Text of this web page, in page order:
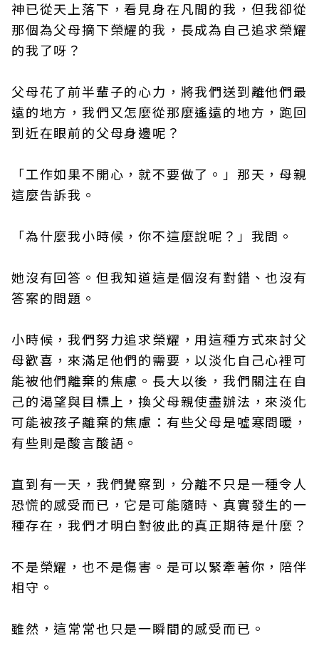
神已從天上落下，看見身在凡間的我，但我卻從
那個為父母摘下榮耀的我，長成為自己追求榮耀
的我了呀？
父母花了前半輩子的心力，將我們送到離他們最
遠的地方，我們又怎麼從那麼遙遠的地方，跑回
到近在眼前的父母身邊呢？
「工作如果不開心，就不要做了。」那天，母親
這麼告訴我。
「為什麼我小時候，你不這麼說呢？」我問。
她沒有回答。但我知道這是個沒有對錯、也沒有
答案的問題。
小時候，我們努力追求榮耀，用這種方式來討父
母歡喜，來滿足他們的需要，以淡化自己心裡可
能被他們離棄的焦慮。長大以後，我們關注在自
己的渴望與目標上，換父母親使盡辦法，來淡化
可能被孩子離棄的焦慮：有些父母是噓寒問暖，
有些則是酸言酸語。
直到有一天，我們覺察到，分離不只是一種令人
恐慌的感受而已，它是可能隨時、真實發生的一
種存在，我們才明白對彼此的真正期待是什麼？
不是榮耀，也不是傷害。是可以緊牽著你，陪伴
相守。
雖然，這常常也只是一瞬間的感受而已。